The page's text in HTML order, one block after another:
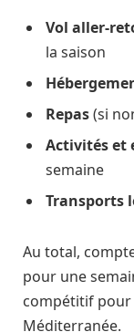
Vol aller-
la saison
Repas(si
Activités et
semaine
Transports
Au total,
pour une
compétitif pour
Méditerranée.